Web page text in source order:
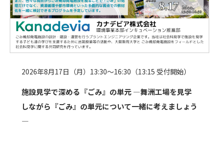
2026年8月17日（月）13:30～16:30（13:15 受付開始）
施設見学で深める『ごみ』の単元 ―舞洲工場を見学
しながら『ごみ』の単元について一緒に考えましょう
―